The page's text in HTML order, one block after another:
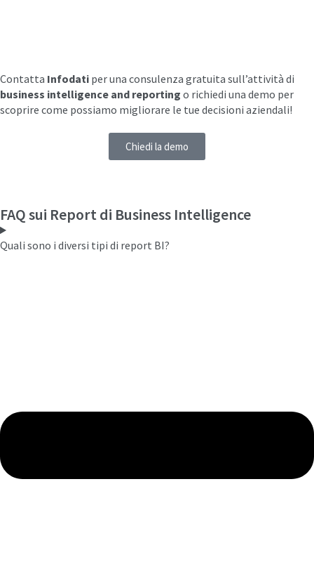
Contatta Infodati per una consulenza gratuita sull’attività di
business intelligence and reporting o richiedi una demo per
scoprire come possiamo migliorare le tue decisioni aziendali!
Chiedi la demo
FAQ sui Report di Business Intelligence
Quali sono i diversi tipi di report BI?